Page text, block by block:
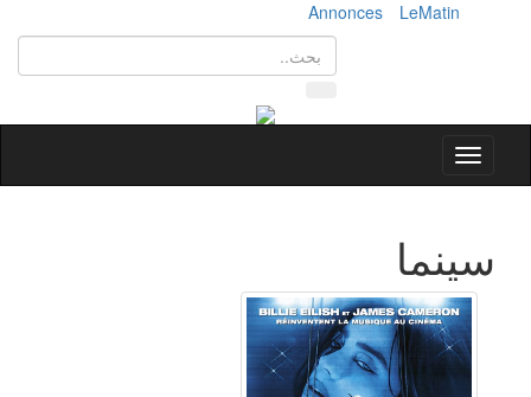
LeMatin
Annonces
Toggle
navigation
سينما